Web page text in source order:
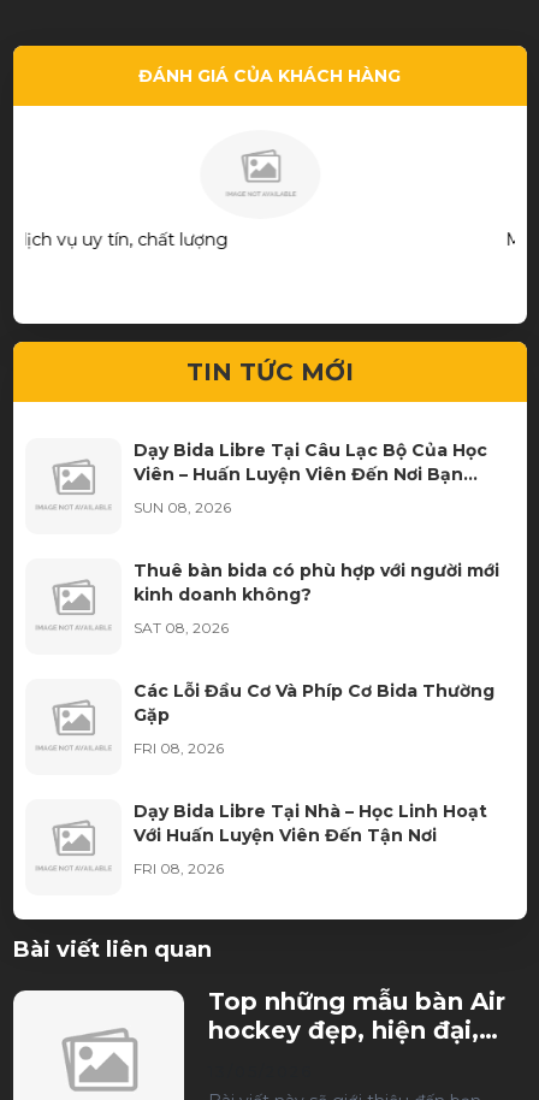
ĐÁNH GIÁ CỦA KHÁCH HÀNG
Mua được cây cơ ưng ý quá! Thks shop và bạn chủ.
TIN TỨC MỚI
Dạy Bida Libre Tại Câu Lạc Bộ Của Học
Viên – Huấn Luyện Viên Đến Nơi Bạn
Luyện Tập
SUN 08, 2026
Thuê bàn bida có phù hợp với người mới
kinh doanh không?
SAT 08, 2026
Các Lỗi Đầu Cơ Và Phíp Cơ Bida Thường
Gặp
FRI 08, 2026
Dạy Bida Libre Tại Nhà – Học Linh Hoạt
Với Huấn Luyện Viên Đến Tận Nơi
FRI 08, 2026
Ưa Chuộng Nhất?
THU 08, 2026
Thuê bàn bida cần chuẩn bị những gì?
THU 08, 2026
Bài viết liên quan
Top những mẫu bàn Air
hockey đẹp, hiện đại,